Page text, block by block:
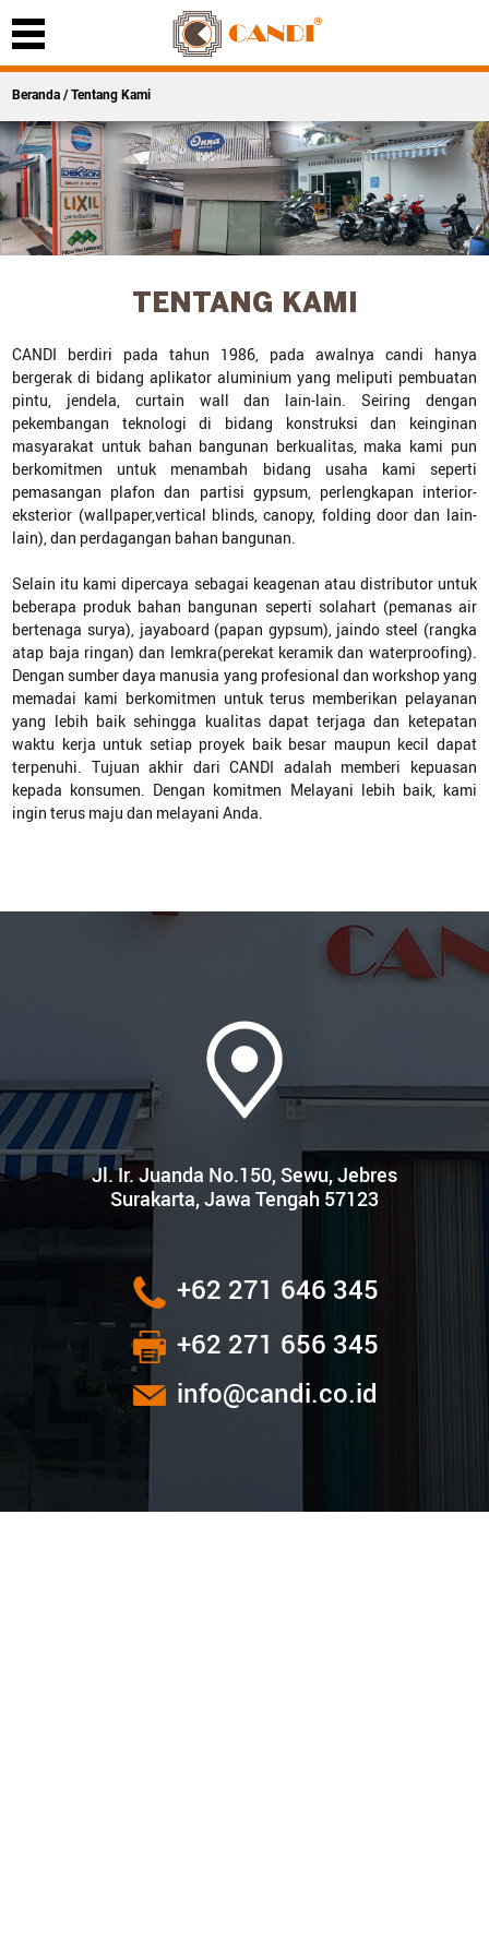
Beranda / Tentang Kami
TENTANG KAMI
CANDI berdiri pada tahun 1986, pada awalnya candi hanya
bergerak di bidang aplikator aluminium yang meliputi pembuatan
pintu, jendela, curtain wall dan lain-lain. Seiring dengan
pekembangan teknologi di bidang konstruksi dan keinginan
masyarakat untuk bahan bangunan berkualitas, maka kami pun
berkomitmen untuk menambah bidang usaha kami seperti
pemasangan plafon dan partisi gypsum, perlengkapan interior-
eksterior (wallpaper,vertical blinds, canopy, folding door dan lain-
lain), dan perdagangan bahan bangunan.
Selain itu kami dipercaya sebagai keagenan atau distributor untuk
beberapa produk bahan bangunan seperti solahart (pemanas air
bertenaga surya), jayaboard (papan gypsum), jaindo steel (rangka
atap baja ringan) dan lemkra(perekat keramik dan waterproofing).
Dengan sumber daya manusia yang profesional dan workshop yang
memadai kami berkomitmen untuk terus memberikan pelayanan
yang lebih baik sehingga kualitas dapat terjaga dan ketepatan
waktu kerja untuk setiap proyek baik besar maupun kecil dapat
terpenuhi. Tujuan akhir dari CANDI adalah memberi kepuasan
kepada konsumen. Dengan komitmen Melayani lebih baik, kami
ingin terus maju dan melayani Anda.
Jl. Ir. Juanda No.150, Sewu, Jebres
Surakarta, Jawa Tengah 57123
+62 271 646 345
+62 271 656 345
info@candi.co.id